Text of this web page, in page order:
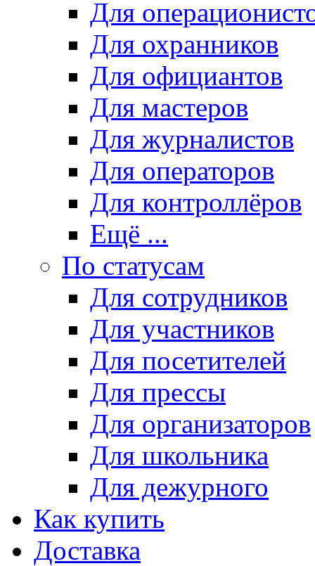
Для
Для охранников
Для официантов
Для мастеров
Для журналистов
Для операторов
Для контроллёров
Ещё ...
По статусам
Для сотрудников
Для участников
Для посетителей
Для прессы
Для организаторов
Для школьника
Для дежурного
Как купить
Доставка